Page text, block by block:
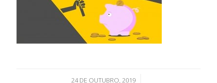
24 DE OUTUBRO, 2019
/